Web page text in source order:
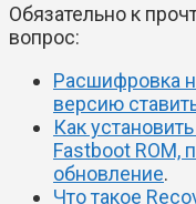
Обязательно к
вопрос:
Расшифровка
версию
Как
Fastboot ROM,
обновление.
Что такое